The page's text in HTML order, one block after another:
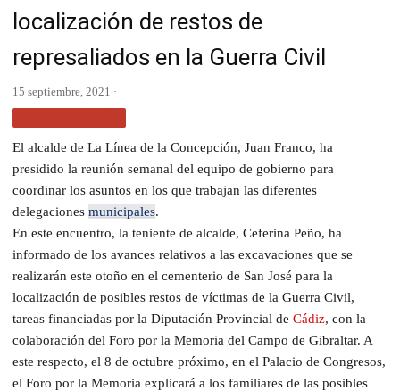
localización de restos de
represaliados en la Guerra Civil
15 septiembre, 2021 ·
El alcalde de La Línea de la Concepción, Juan Franco, ha
presidido la reunión semanal del equipo de gobierno para
coordinar los asuntos en los que trabajan las diferentes
delegaciones municipales.
En este encuentro, la teniente de alcalde, Ceferina Peño, ha
informado de los avances relativos a las excavaciones que se
realizarán este otoño en el cementerio de San José para la
localización de posibles restos de víctimas de la Guerra Civil,
tareas financiadas por la Diputación Provincial de Cádiz, con la
colaboración del Foro por la Memoria del Campo de Gibraltar. A
este respecto, el 8 de octubre próximo, en el Palacio de Congresos,
el Foro por la Memoria explicará a los familiares de las posibles